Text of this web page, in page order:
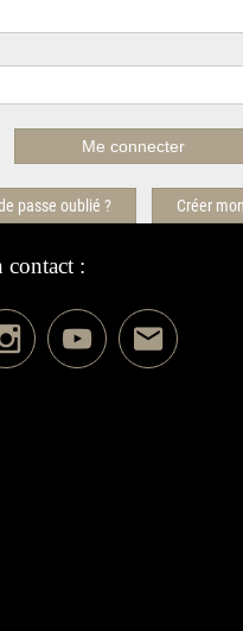
passe oublié ? Créer
contact :